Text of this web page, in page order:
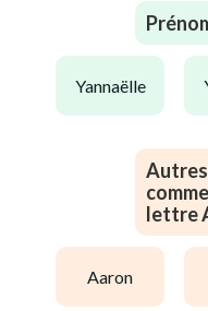
yannaëlle
lettre
aaron